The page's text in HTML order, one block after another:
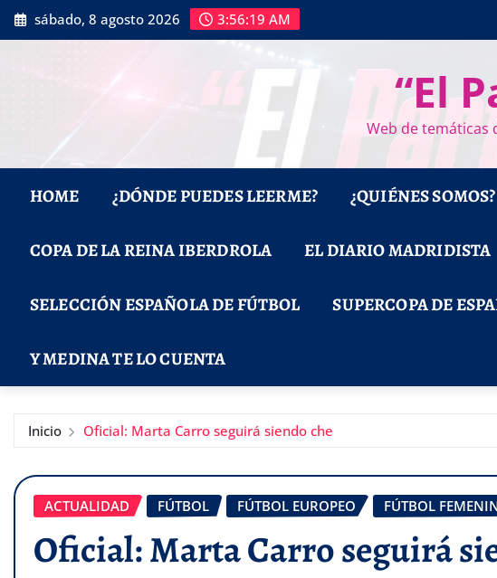
Saltar
al
sábado, 8 agosto 2026 3:56:20 AM
“El
Web de temáticas
HOME ¿DÓNDE PUEDES LEERME? ¿QUIÉNES SOMOS?
COPA DE LA REINA IBERDROLA EL DIARIO MADRIDISTA
SELECCIÓN ESPAÑOLA DE FÚTBOL SUPERCOPA DE
Y MEDINA TE LO CUENTA
Inicio Oficial: Marta Carro seguirá siendo che
ACTUALIDAD FÚTBOL FÚTBOL EUROPEO FÚTBOL
Oficial: Marta Carro seguirá